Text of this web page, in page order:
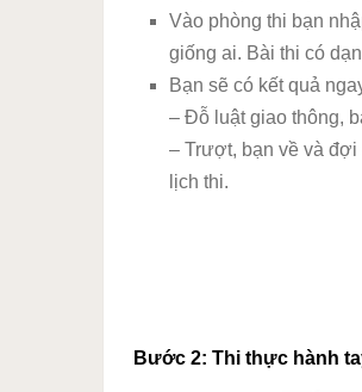
Vào phòng thi bạn
giống ai. Bài thi có
Bạn sẽ có kết quả
– Đỗ luật giao thông,
– Trượt, bạn về và
lịch thi.
Bước 2: Thi thực hành